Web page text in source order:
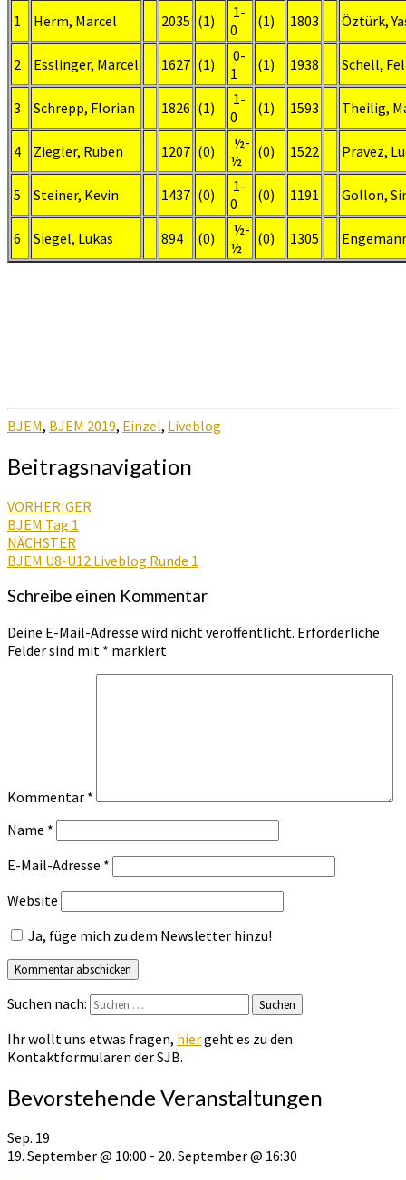
1 Herm, Marcel 2035 (1)
1-
0
(1) 1803 Öztürk,
2 Esslinger, Marcel 1627 (1)
0-
1
(1) 1938 Schell,
3 Schrepp, Florian 1826 (1)
1-
0
(1) 1593 Theilig,
4 Ziegler, Ruben 1207 (0)
½-
½
(0) 1522 Pravez,
5 Steiner, Kevin 1437 (0)
1-
0
(0) 1191 Gollon,
6 Siegel, Lukas 894 (0)
½-
½
(0) 1305
BJEM, BJEM 2019, Einzel, Liveblog
Beitragsnavigation
VORHERIGER
BJEM Tag 1
NÄCHSTER
BJEM U8-U12 Liveblog Runde 1
Schreibe einen Kommentar
Deine E-Mail-Adresse wird nicht veröffentlicht. Erforderliche
Felder sind mit * markiert
Kommentar *
Name *
E-Mail-Adresse *
Website
Ja, füge mich zu dem Newsletter hinzu!
Suchen nach: Suchen
Ihr wollt uns etwas fragen, hiergeht es zu den
Kontaktformularen der SJB.
Bevorstehende Veranstaltungen
Sep. 19
19. September @ 10:00 - 20. September @ 16:30